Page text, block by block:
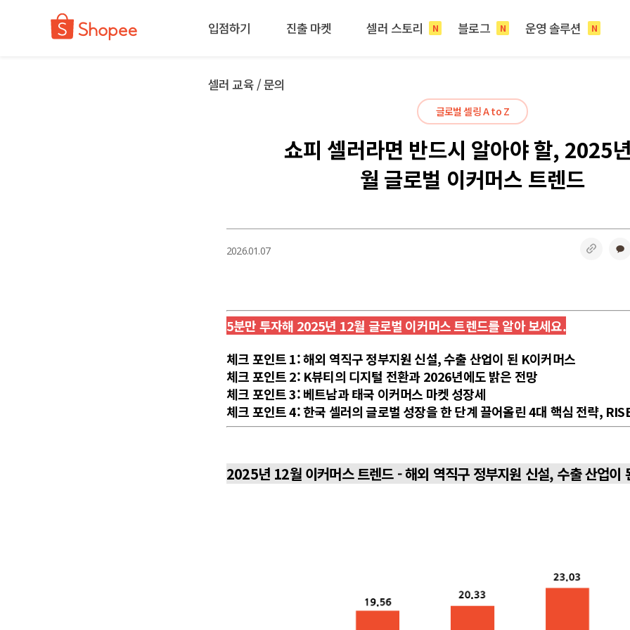
입점하기 진출 마켓 셀러 스토리 N 블로그 N 운영 솔루션 N
셀러 교육 / 문의
글로벌 셀링 A to Z
쇼피 셀러라면 반드시 알아야 할, 2025
월 글로벌 이커머스 트렌드
2026.01.07 링크
5분만 투자해 2025년 12월 글로벌 이커머스 트렌드를 알아 보세요.
체크 포인트 1: 해외 역직구 정부지원 신설, 수출 산업이 된 K이커머스
체크 포인트 2: K뷰티의 디지털 전환과 2026년에도 밝은 전망
체크 포인트 3: 베트남과 태국 이커머스 마켓 성장세
체크 포인트 4: 한국 셀러의 글로벌 성장을 한 단계 끌어올린 4대 핵심 전략,
2025년 12월 이커머스 트렌드 - 해외 역직구 정부지원 신설, 수출 산업이